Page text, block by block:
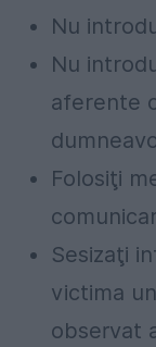
Nu
Nu
aferente
Folosiţi
Sesizaţi
victima
observat